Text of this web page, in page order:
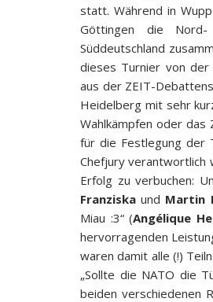
statt. Während in
Göttingen die Nord-
Süddeutschland
dieses Turnier von
aus der ZEIT-
Heidelberg mit sehr
Wahlkämpfen oder
für die Festlegung der
Chefjury verantwortlich
Erfolg zu verbuchen:
Franziskaund Martin
Miau :3“ (Angélique
hervorragenden
waren damit alle (!)
„Sollte die NATO die
beiden verschiedenen